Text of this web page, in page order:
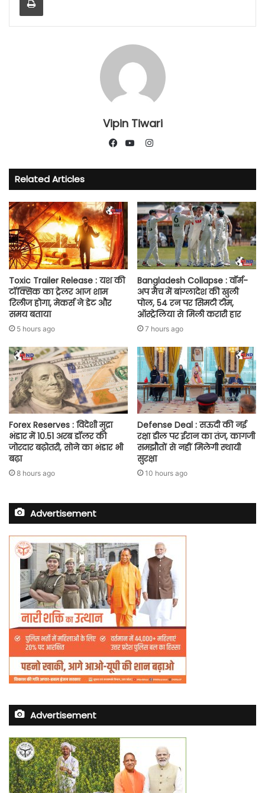
Vipin Tiwari
Instagram
Related Articles
Toxic Trailer Release : यश की
टॉक्सिक का ट्रेलर आज शाम
रिलीज होगा, मेकर्स ने डेट और
समय बताया
5 hours ago
Bangladesh Collapse : वॉर्म-
अप मैच में बांग्लादेश की खुली
पोल, 54 रन पर सिमटी टीम,
ऑस्ट्रेलिया से मिली करारी हार
7 hours ago
Forex Reserves : विदेशी मुद्रा
भंडार में 10.51 अरब डॉलर की
जोरदार बढ़ोतरी, सोने का भंडार भी
बढ़ा
8 hours ago
Defense Deal : सऊदी की नई
रक्षा डील पर ईरान का तंज, कागजी
समझौतों से नहीं मिलेगी स्थायी
सुरक्षा
10 hours ago
Advertisement
Advertisement